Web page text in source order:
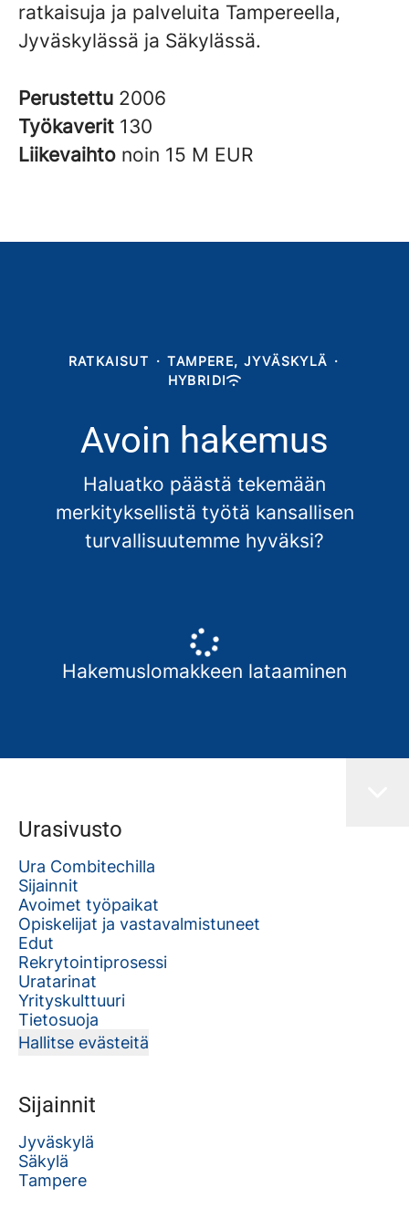
ratkaisuja ja palveluita Tampereella,
Jyväskylässä ja Säkylässä.
Perustettu 2006
Työkaverit 130
Liikevaihto noin 15 M EUR
RATKAISUT · TAMPERE, JYVÄSKYLÄ ·
HYBRIDI
Avoin hakemus
Haluatko päästä tekemään
merkityksellistä työtä kansallisen
turvallisuutemme hyväksi?
Hakemuslomakkeen lataaminen
Urasivusto
Ura Combitechilla
Sijainnit
Avoimet työpaikat
Opiskelijat ja vastavalmistuneet
Edut
Rekrytointiprosessi
Uratarinat
Yrityskulttuuri
Tietosuoja
Hallitse evästeitä
Sijainnit
Jyväskylä
Säkylä
Tampere